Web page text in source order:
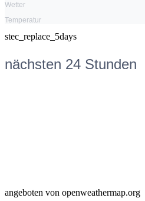
Wetter
Temperatur
stec_replace_5days
nächsten 24 Stunden
angeboten von openweathermap.org